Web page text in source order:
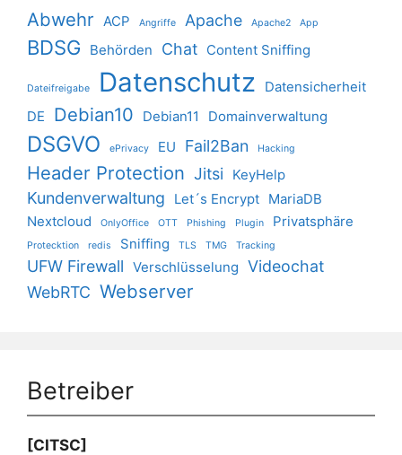
Abwehr ACP Angriffe Apache Apache2 App
BDSG Behörden Chat Content Sniffing
Dateifreigabe Datenschutz
Datensicherheit
DE
Debian10 Debian11 Domainverwaltung
DSGVO ePrivacy EU Fail2Ban Hacking
Header Protection Jitsi KeyHelp
Kundenverwaltung Let´s Encrypt MariaDB
Nextcloud
OnlyOffice OTT Phishing Plugin Privatsphäre
Protecktion redis Sniffing TLS TMG Tracking
UFW Firewall Verschlüsselung Videochat
WebRTC Webserver
Betreiber
[CITSC]